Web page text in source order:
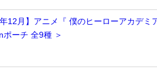
年12月】アニメ『 僕のヒーローアカデ
ポーチ 全9種 ＞